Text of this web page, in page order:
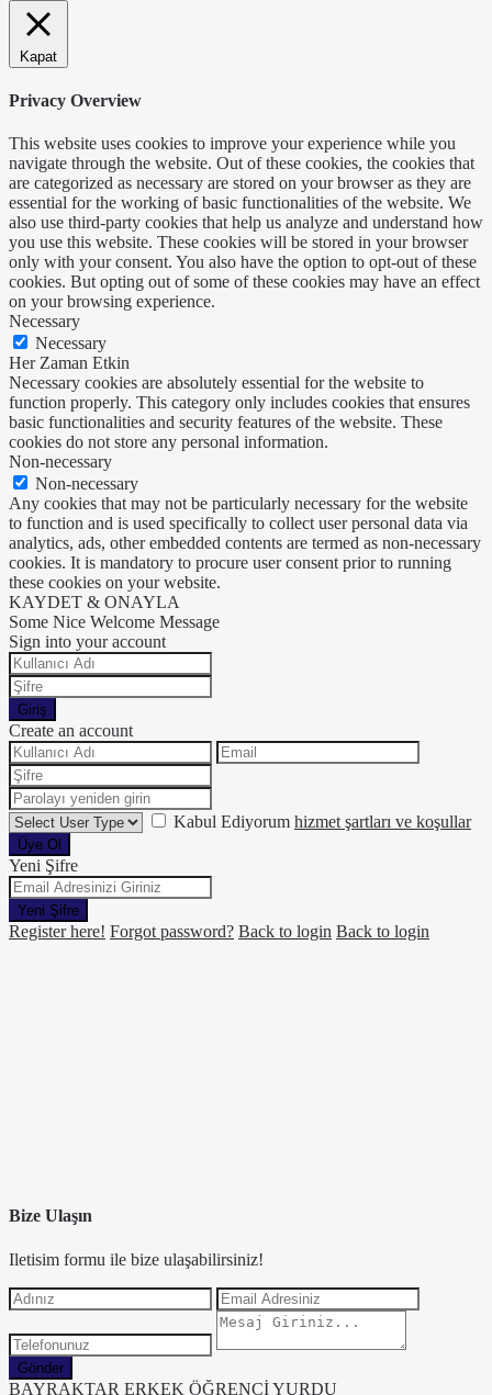
Kapat
Privacy Overview
This website uses cookies to improve your experience while you
navigate through the website. Out of these cookies, the cookies that
are categorized as necessary are stored on your browser as they are
essential for the working of basic functionalities of the website. We
also use third-party cookies that help us analyze and understand how
you use this website. These cookies will be stored in your browser
only with your consent. You also have the option to opt-out of these
cookies. But opting out of some of these cookies may have an effect
on your browsing experience.
Necessary
Necessary
Her Zaman Etkin
Necessary cookies are absolutely essential for the website to
function properly. This category only includes cookies that ensures
basic functionalities and security features of the website. These
cookies do not store any personal information.
Non-necessary
Non-necessary
Any cookies that may not be particularly necessary for the website
to function and is used specifically to collect user personal data via
analytics, ads, other embedded contents are termed as non-necessary
cookies. It is mandatory to procure user consent prior to running
these cookies on your website.
KAYDET & ONAYLA
Some Nice Welcome Message
Sign into your account
Giriş
Create an account
Kabul Ediyorum hizmet şartları ve koşullar
Üye Ol
Yeni Şifre
Yeni Şifre
Register here! Forgot password? Back to login Back to login
Bize Ulaşın
Iletisim formu ile bize ulaşabilirsiniz!
Gönder
BAYRAKTAR ERKEK ÖĞRENCİ YURDU